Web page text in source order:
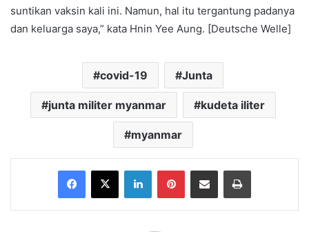
suntikan vaksin kali ini. Namun, hal itu tergantung padanya
dan keluarga saya,” kata Hnin Yee Aung. [Deutsche Welle]
covid-19 Junta
junta militer myanmar kudeta iliter
myanmar
Facebook
X LinkedInPinterestShare via Email Print